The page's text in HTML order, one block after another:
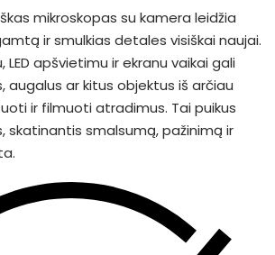
mikroskopas su kamera leidžia
ir smulkias detales visiškai naujai.
LED apšvietimu ir ekranu vaikai gali
augalus ar kitus objektus iš arčiau
ir filmuoti atradimus. Tai puikus
skatinantis smalsumą, pažinimą ir